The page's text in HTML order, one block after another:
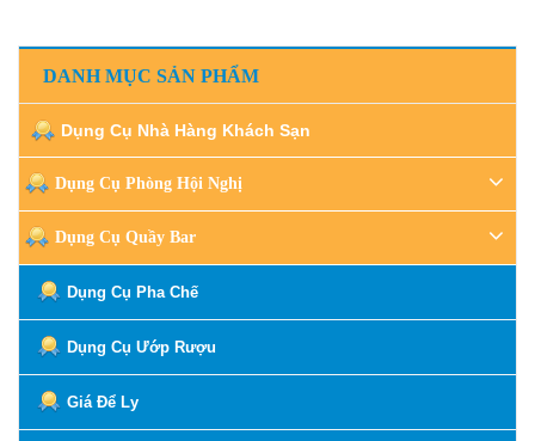
DANH MỤC SẢN PHẨM
Dụng Cụ Nhà Hàng Khách Sạn
Dụng Cụ Phòng Hội Nghị
Dụng Cụ Quầy Bar
Dụng Cụ Pha Chế
Dụng Cụ Ướp Rượu
Giá Để Ly